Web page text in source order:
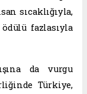
sıcaklığıyla,
fazlasıyla
da vurgu
Türkiye,